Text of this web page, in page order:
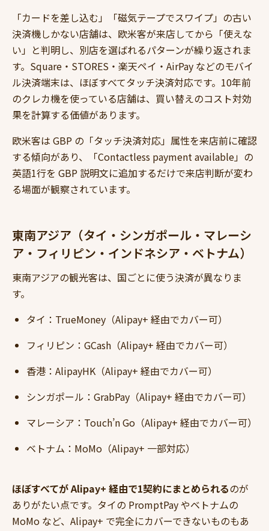
「カードを差し込む」「磁気テープでスワイプ」の古い
決済機しかない店舗は、欧米客が来店してから「使えな
い」と判明し、別店を選ばれるパターンが繰り返されま
す。Square・STORES・楽天ペイ・AirPay などのモバイ
ル決済端末は、ほぼすべてタッチ決済対応です。10年前
のクレカ機を使っている店舗は、買い替えのコスト対効
果を計算する価値があります。
欧米客は GBP の「タッチ決済対応」属性を来店前に確認
する傾向があり、「Contactless payment available」の
英語1行を GBP 説明文に追加するだけで来店判断が変わ
る場面が観察されています。
東南アジア（タイ・シンガポール・マレーシ
ア・フィリピン・インドネシア・ベトナム）
東南アジアの観光客は、国ごとに使う決済が異なりま
す。
タイ：TrueMoney（Alipay+ 経由でカバー可）
フィリピン：GCash（Alipay+ 経由でカバー可）
香港：AlipayHK（Alipay+ 経由でカバー可）
シンガポール：GrabPay（Alipay+ 経由でカバー可）
マレーシア：Touch’n Go（Alipay+ 経由でカバー可）
ベトナム：MoMo（Alipay+ 一部対応）
ほぼすべてが Alipay+ 経由で1契約にまとめられるのが
ありがたい点です。タイの PromptPay やベトナムの
MoMo など、Alipay+ で完全にカバーできないものもあ